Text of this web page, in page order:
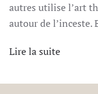
autres utilise l’art
autour de l’inceste.
Lire la suite